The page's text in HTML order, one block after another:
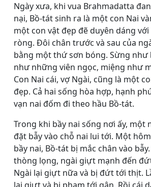
Ngày xưa, khi vua Brahmadatta
nại, Bồ-tát sinh ra là một con Nai
một con vật đẹp đẽ duyên dáng với
ròng. Ðôi chân trước và sau của
bằng một thứ sơn bóng. Sừng như
như những viên ngọc, miệng như
Con Nai cái, vợ Ngài, cũng là một
đẹp. Cả hai sống hòa hợp, hạnh
vạn nai đốm đi theo hầu Bồ-tát.
Trong khi bầy nai sống nơi ấy, một
đặt bẫy vào chỗ nai lui tới. Một
bầy nai, Bồ-tát bị mắc chân vào
thòng lọng, ngài giựt mạnh đến
Ngài lại giựt nữa và bị đứt tới thịt.